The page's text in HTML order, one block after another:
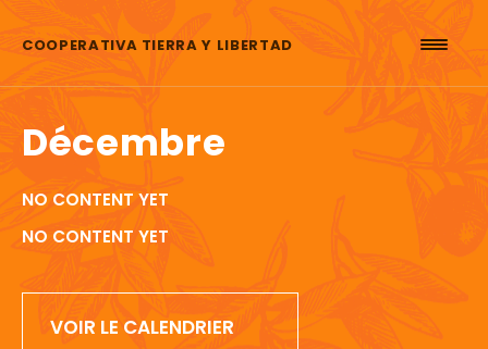
COOPERATIVA TIERRA Y LIBERTAD
Décembre
NO CONTENT YET
NO CONTENT YET
VOIR LE CALENDRIER